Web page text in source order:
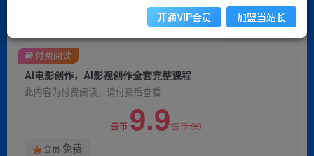
关注 私信
AI电影创作，AI影视创作全套完整课程
此内容为付费阅读，请付费后查看
云币 9.9云币99
会员 免费
付费阅读
开通VIP会员 加盟当站长